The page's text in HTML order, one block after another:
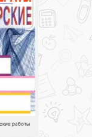
работы